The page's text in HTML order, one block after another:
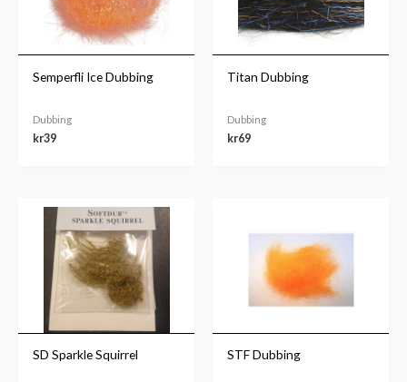
Semperfli Ice Dubbing
Dubbing
kr39
Titan Dubbing
Dubbing
kr69
SD Sparkle Squirrel STF Dubbing
til
kr49